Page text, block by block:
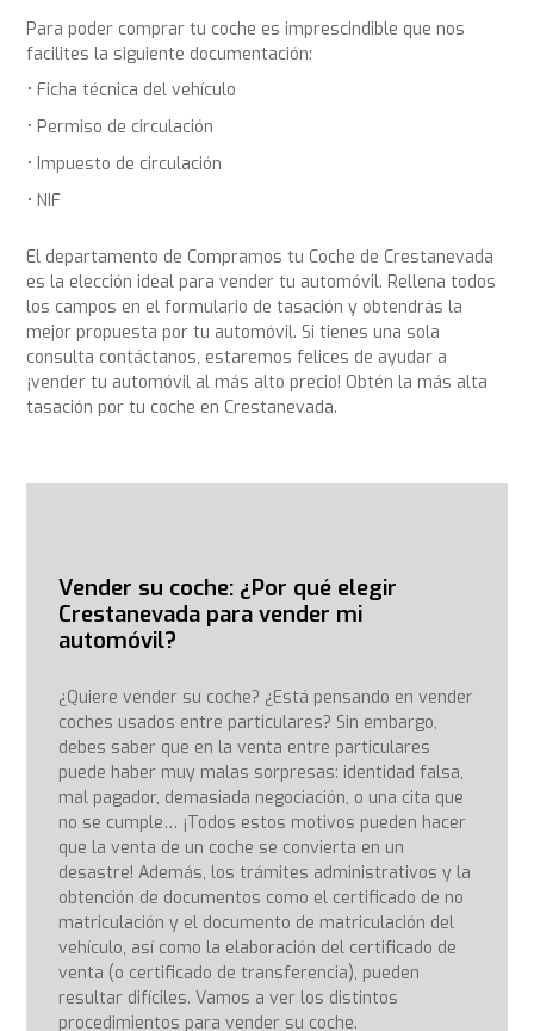
Para poder comprar tu coche es imprescindible que nos
facilites la siguiente documentación:
Ficha técnica del vehículo
Permiso de circulación
Impuesto de circulación
NIF
El departamento de Compramos tu Coche de Crestanevada
es la elección ideal para vender tu automóvil. Rellena todos
los campos en el formulario de tasación y obtendrás la
mejor propuesta por tu automóvil. Si tienes una sola
consulta contáctanos, estaremos felices de ayudar a
¡vender tu automóvil al más alto precio! Obtén la más alta
tasación por tu coche en Crestanevada.
Vender su coche: ¿Por qué elegir
Crestanevada para vender mi
automóvil?
¿Quiere vender su coche? ¿Está pensando en vender
coches usados entre particulares? Sin embargo,
debes saber que en la venta entre particulares
puede haber muy malas sorpresas: identidad falsa,
mal pagador, demasiada negociación, o una cita que
no se cumple… ¡Todos estos motivos pueden hacer
que la venta de un coche se convierta en un
desastre! Además, los trámites administrativos y la
obtención de documentos como el certificado de no
matriculación y el documento de matriculación del
vehículo, así como la elaboración del certificado de
venta (o certificado de transferencia), pueden
resultar difíciles. Vamos a ver los distintos
procedimientos para vender su coche.